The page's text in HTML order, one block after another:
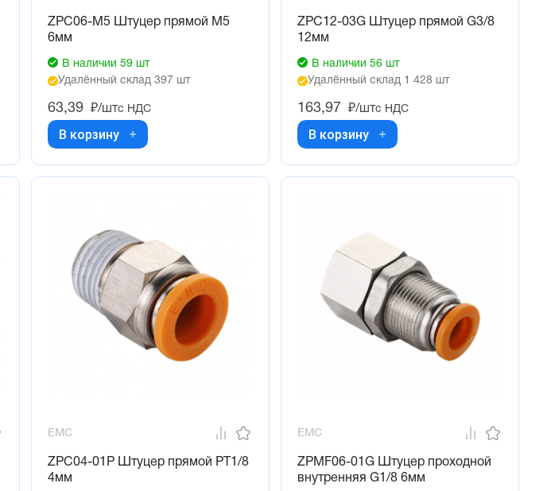
ZPC06-M5 Штуцер прямой М5
6мм
В наличии 59 шт
Удалённый склад 397 шт
63,39 ₽/штс НДС
В корзину
ZPC12-03G Штуцер прямой G3/8
12мм
В наличии 56 шт
Удалённый склад 1 428 шт
163,97 ₽/штс НДС
В корзину
EMC
ZPC04-01P Штуцер прямой PT1/8
4мм
EMC
ZPMF06-01G Штуцер проходной
внутренняя G1/8 6мм